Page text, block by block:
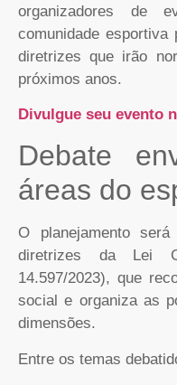
organizadores de
comunidade esportiva
diretrizes que irão
próximos anos.
Divulgue seu evento
Debate
áreas do
O planejamento
diretrizes da Lei
14.597/2023), que
social e organiza as
dimensões.
Entre os temas